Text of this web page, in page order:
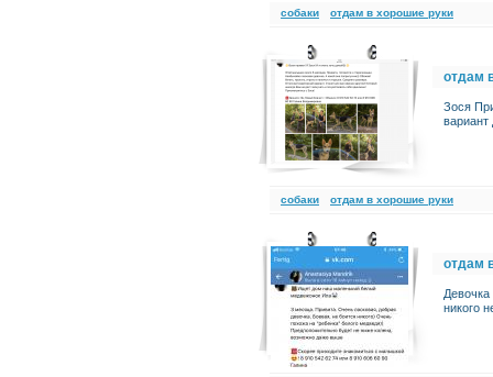
cобаки отдам в хорошие руки
отдам
Зося
вариант
cобаки отдам в хорошие руки
отдам
никого